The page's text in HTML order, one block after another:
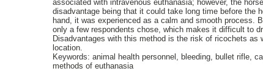
associated with intravenous euthanasia; however, the
disadvantage being that it could take long time before the
hand, it was experienced as a calm and smooth process.
only a few respondents chose, which makes it difficult to
Disadvantages with this method is the risk of ricochets as
location.
Keywords: animal health personnel, bleeding, bullet rifle,
methods of euthanasia